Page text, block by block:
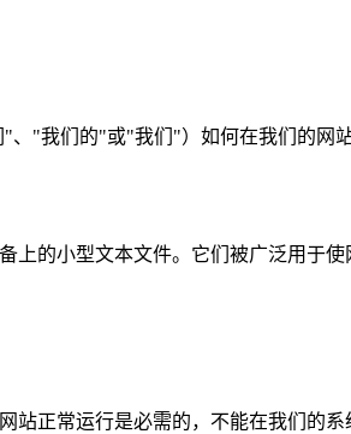
、"我们的"或"我们"）如何在我们的网
上的小型文本文件。它们被广泛用于
站正常运行是必需的，不能在我们的系